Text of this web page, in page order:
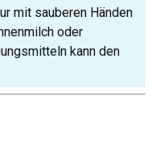
mit sauberen Händen
oder
kann den